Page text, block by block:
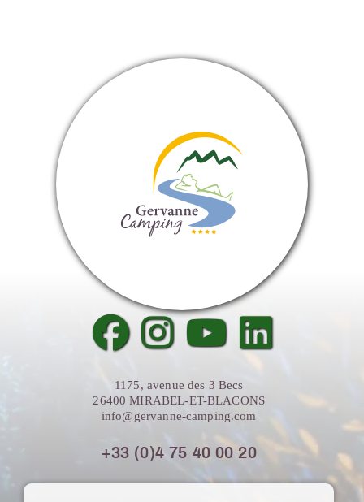
1175, avenue des 3 Becs
26400 MIRABEL-ET-BLACONS
info@gervanne-camping.com
+33 (0)4 75 40 00 20